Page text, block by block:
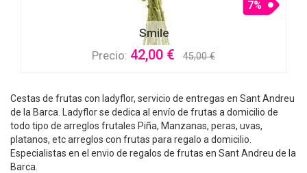
Smile
7%
Precio: 42,00 € 45,00 €
Cestas de frutas con ladyflor, servicio de entregas en Sant Andreu
de la Barca. Ladyflor se dedica al envío de frutas a domicilio de
todo tipo de arreglos frutales Piña, Manzanas, peras, uvas,
platanos, etc arreglos con frutas para regalo a domicilio.
Especialistas en el envio de regalos de frutas en Sant Andreu de la
Barca.